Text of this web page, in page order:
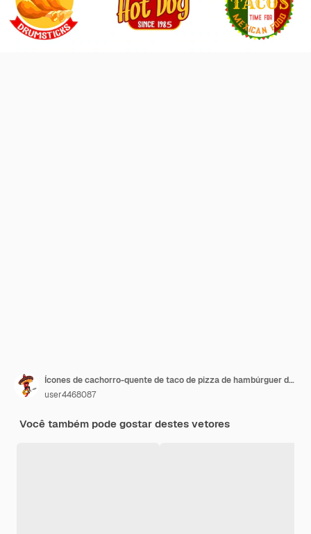
Ícones de cachorro-quente de taco de pizza de hambúrguer de fast-food
user4468087
Você também pode gostar destes vetores